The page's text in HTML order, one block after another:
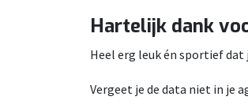
Hartelijk dank
Heel erg leuk én sportief
Vergeet je de data niet in je